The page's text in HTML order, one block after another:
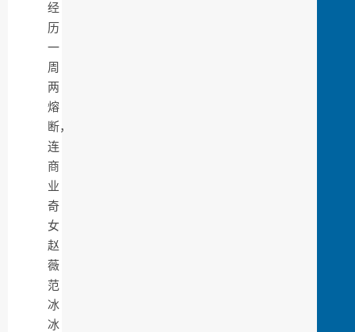
经
历
一
周
两
熔
断，
连
商
业
奇
女
赵
薇
范
冰
冰